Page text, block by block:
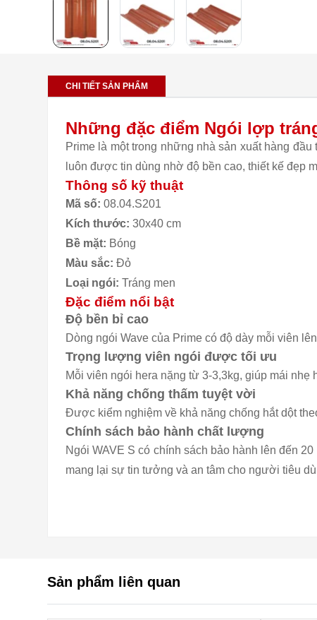
CHI TIẾT SẢN PHẨM
Những đặc điểm Ngói lợp
Prime là một trong những nhà sản xuất hàng
luôn được tin dùng nhờ độ bền cao, thiết kế đẹp
Thông số kỹ thuật
Mã số: 08.04.S201
Kích thước: 30x40 cm
Bề mặt: Bóng
Màu sắc: Đỏ
Loại ngói: Tráng men
Đặc điểm nổi bật
Độ bền bỉ cao
Dòng ngói Wave của Prime có độ dày mỗi viên
Trọng lượng viên ngói được tối ưu
Mỗi viên ngói hera nặng từ 3-3,3kg, giúp mái
Khả năng chống thấm tuyệt vời
Được kiểm nghiệm về khả năng chống hắt dột
Chính sách bảo hành chất lượng
Ngói WAVE S có chính sách bảo hành lên đến
mang lại sự tin tưởng và an tâm cho người tiêu
Sản phẩm liên quan